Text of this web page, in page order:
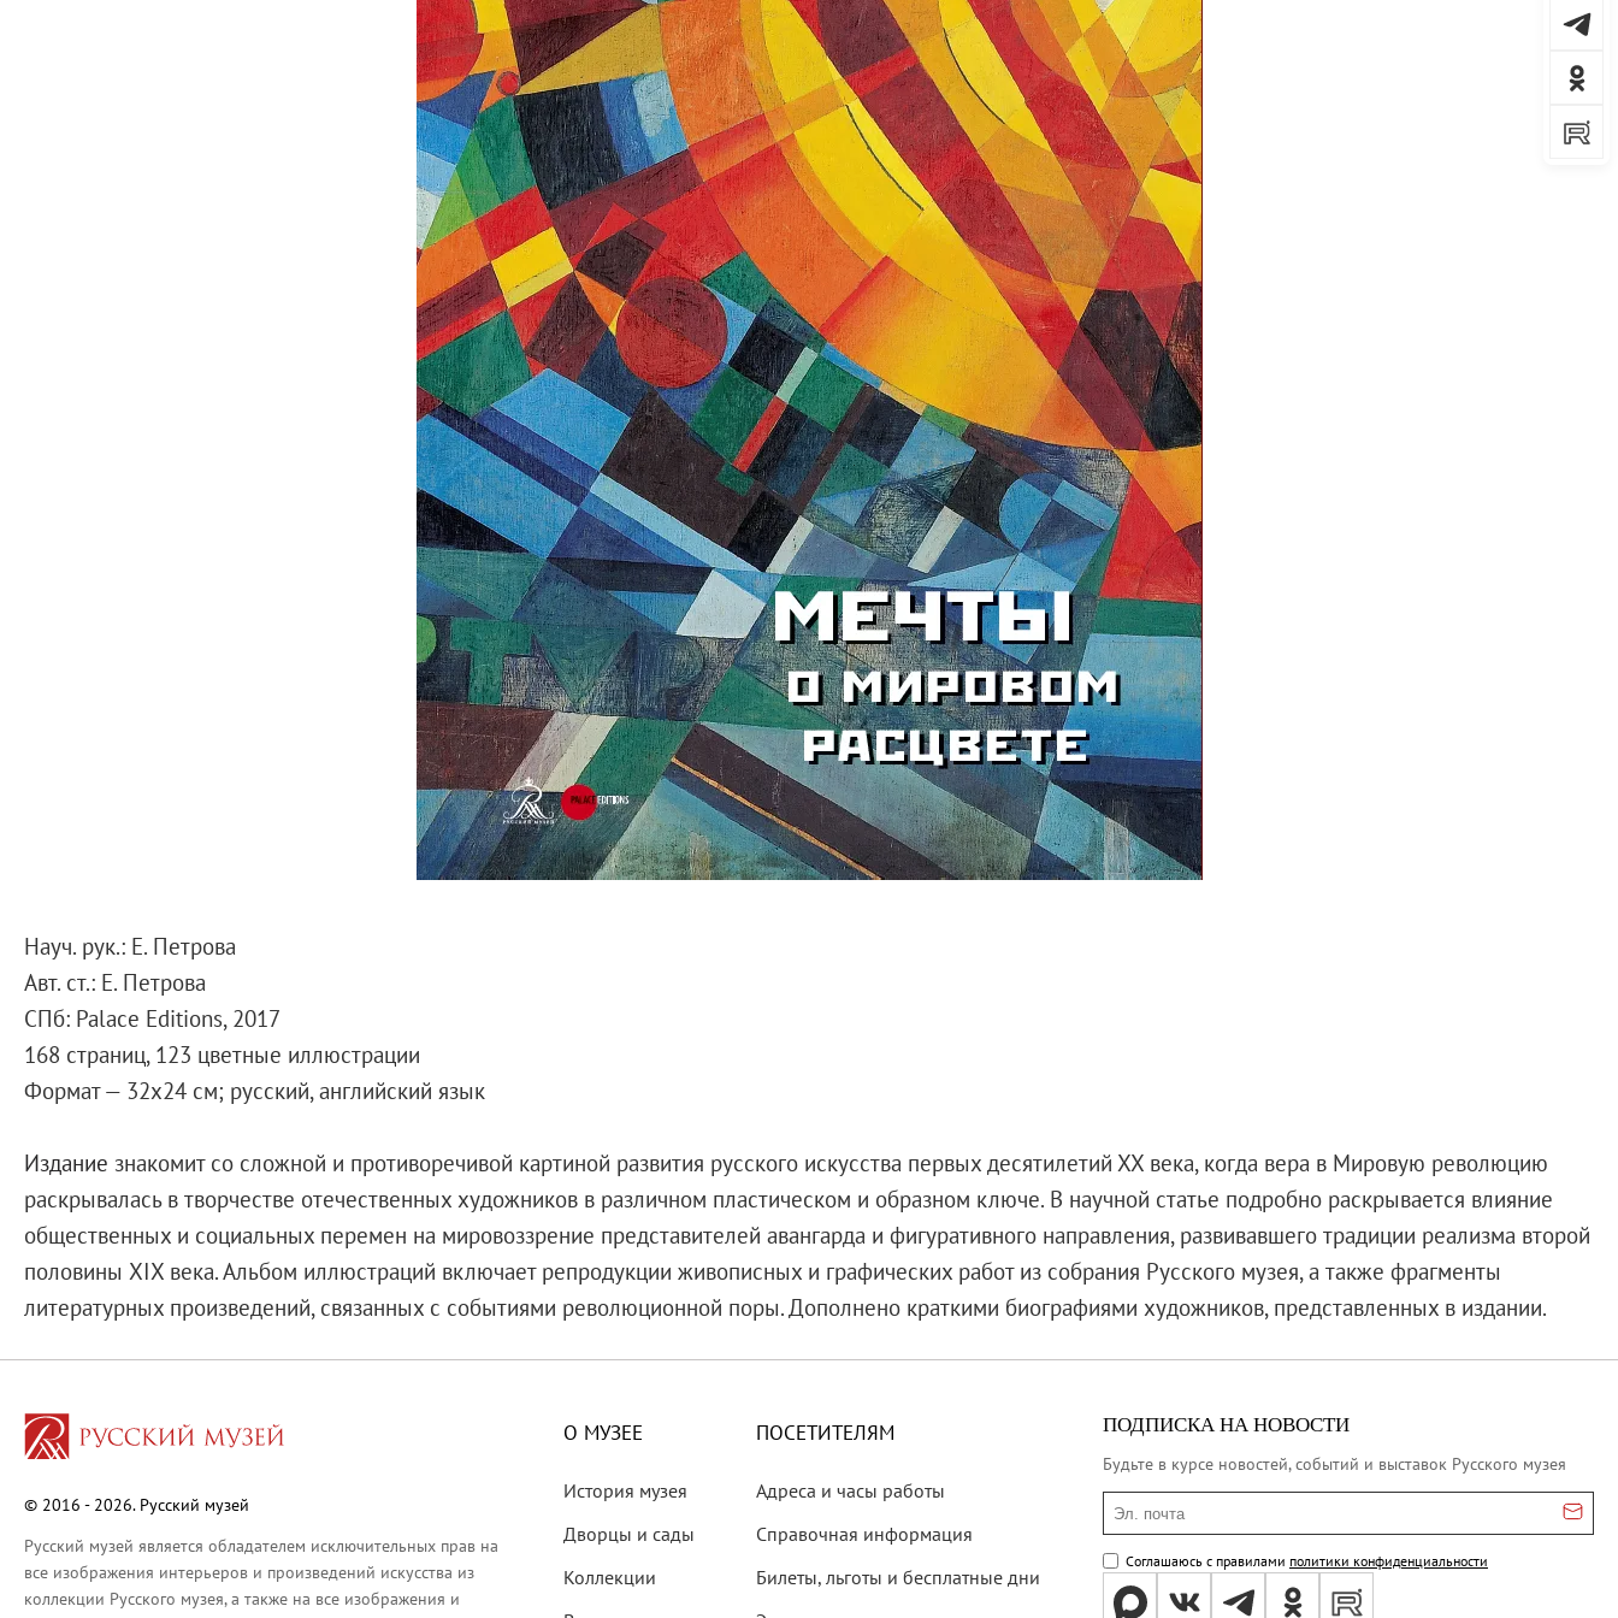
Русское искусство второй половины XIX века
Русское народное искусство XVII-XXI веков
Степан Эрьзя – скульптор мира. К 150-летию со дня рождения
Эпоха Императора Александра III и её наследие
Архип Куинджи. Иллюзия света
Фёдор Васильев. К 175-летию со дня рождения
Правила покупки и возврата билетов
Высказать мнение / Сообщить о проблеме
Доступный музей
Программы и мероприятия
Социально-культурные проекты
Для СМИ
О Музее
Генеральный директор
Дирекция
Дворцы и сады
Михайловский дворец
Корпус Бенуа
Домик Петра I
Летний сад
Михайловский сад
Западный павильон Михайловского замка
Науч. рук.: Е. Петрова
Авт. ст.: Е. Петрова
СПб: Palace Editions, 2017
168 страниц, 123 цветные иллюстрации
Формат — 32х24 см; русский, английский язык
Издание знакомит со сложной и противоречивой картиной развития русского искусства первых десятилетий ХХ века, когда вера в Мировую революцию
раскрывалась в творчестве отечественных художников в различном пластическом и образном ключе. В научной статье подробно раскрывается влияние
общественных и социальных перемен на мировоззрение представителей авангарда и фигуративного направления, развивавшего традиции реализма второй
половины XIX века. Альбом иллюстраций включает репродукции живописных и графических работ из собрания Русского музея, а также фрагменты
литературных произведений, связанных с событиями революционной поры. Дополнено краткими биографиями художников, представленных в издании.
© 2016 - 2026. Русский музей
Русский музей является обладателем исключительных прав на
все изображения интерьеров и произведений искусства из
коллекции Русского музея, а также на все изображения и
О МУЗЕЕ
История музея
Дворцы и сады
Коллекции
ПОСЕТИТЕЛЯМ
Адреса и часы работы
Справочная информация
Билеты, льготы и бесплатные дни
ПОДПИСКА НА НОВОСТИ
Будьте в курсе новостей, событий и выставок Русского музея
Эл. почта
Соглашаюсь с правилами политики конфиденциальности